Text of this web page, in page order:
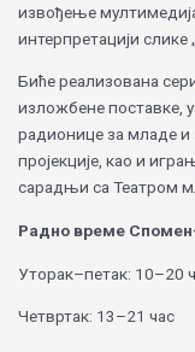
извођење
интерпретацији слике
Биће реализована
изложбене поставке,
радионице за младе и
пројекције, као и
сарадњи са Театром
Радно време
Уторак–петак: 10–20
Четвртак: 13–21 час